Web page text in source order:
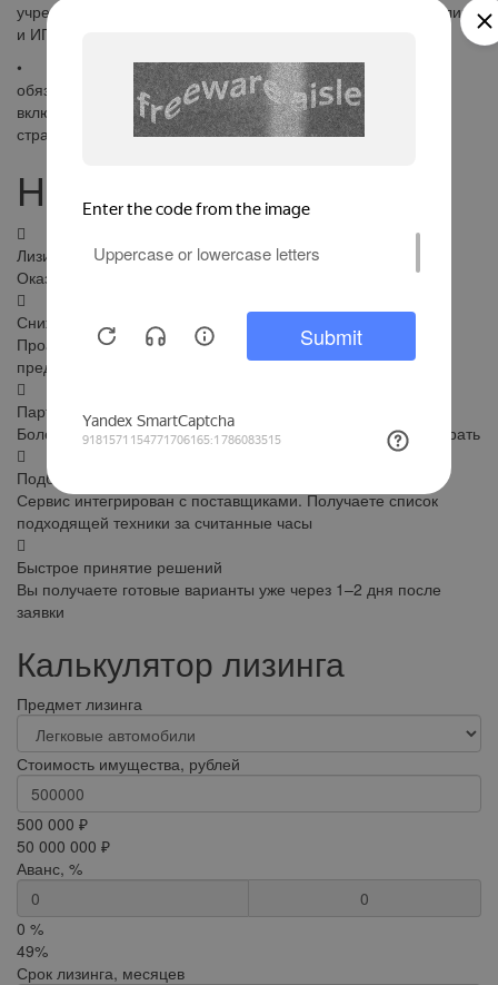
учредительные и налоговые документы для юридических лиц
и ИП.
• Техника приобретается под залог и требует
обязательного страхования. Лизингополучатель может
включить в лизинговые платежи стоимость обслуживания,
страхования и регистрации техники.
Наши преимущества
Лизинг по всей России
Оказываем услуги клиентам по всей стране
Снижаем стоимость лизинга
Проанализируем ваш текущий график и подберём
предложение с более низкими суммами платежей
Партнерская сеть
Более 50 лизинговых компаний — значит, есть из чего выбрать
Подбор техники — автоматически
Сервис интегрирован с поставщиками. Получаете список
подходящей техники за считанные часы
Быстрое принятие решений
Вы получаете готовые варианты уже через 1–2 дня после
заявки
Калькулятор лизинга
Предмет лизинга
Стоимость имущества, рублей
500 000 ₽
50 000 000 ₽
Аванс, %
0
0 %
49%
Срок лизинга, месяцев